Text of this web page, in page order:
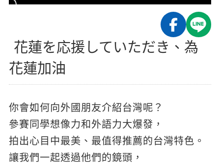
GEPT 全民英檢課程
TOEFL 托福課程
英文聽力養成
開口溜英文
旅遊英文
基礎字彙
情境閱讀
英文文法技巧
主題課程
英語俱樂部
Let's Talk
線上真人
日語
西班牙語
外語即時通
兒童美語
更多
企業訓練
點讀筆教材
數位學習教材
學員讚出來
活動花絮
企業服務
花蓮を応援していただき、為
花蓮加油
你會如何向外國朋友介紹台灣呢？
參賽同學想像力和外語力大爆發，
拍出心目中最美、最值得推薦的台灣特色。
讓我們一起透過他們的鏡頭，